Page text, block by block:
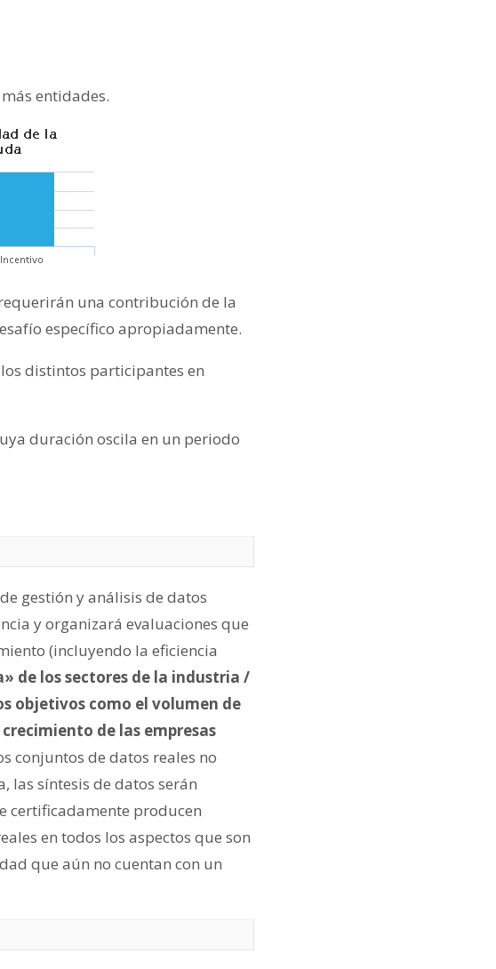
entidades.
una contribución de la
específico apropiadamente.
distintos participantes en
duración oscila en un periodo
gestión y análisis de datos
y organizará evaluaciones que
(incluyendo la eficiencia
de los sectores de la industria /
objetivos como el volumen de
de las empresas
conjuntos de datos reales no
las síntesis de datos serán
certificadamente producen
en todos los aspectos que son
que aún no cuentan con un